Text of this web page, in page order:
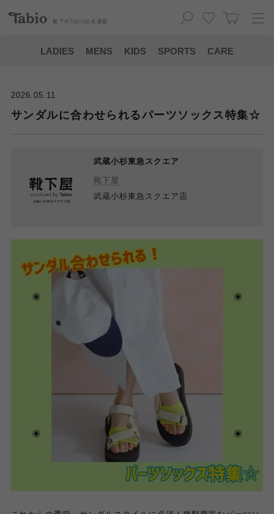
靴下の Tabio 公式通販
LADIES MENS KIDS SPORTS CARE
2026.05.11
サンダルに合わせられるパーツソックス特集☆
武蔵小杉東急スクエア
靴下屋
武蔵小杉東急スクエア店